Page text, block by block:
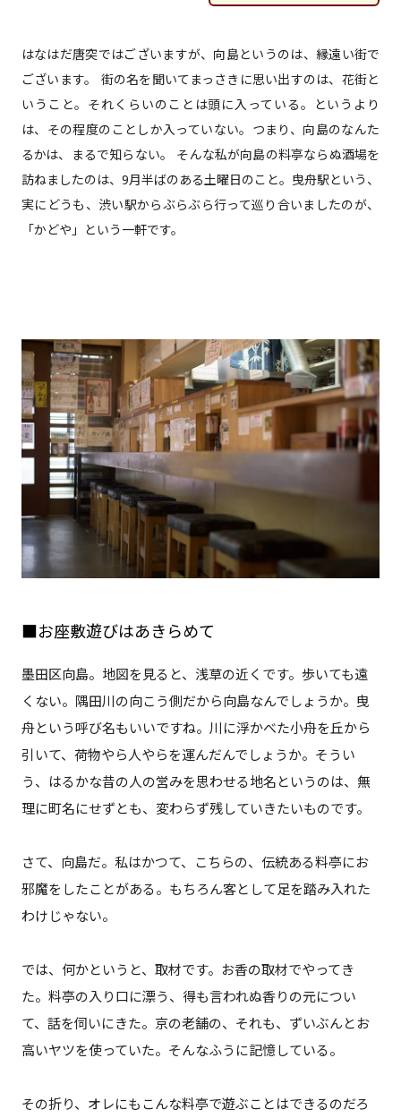
はなはだ唐突ではございますが、向島というのは、縁遠い街で
ございます。 街の名を聞いてまっさきに思い出すのは、花街と
いうこと。それくらいのことは頭に入っている。というより
は、その程度のことしか入っていない。つまり、向島のなんた
るかは、まるで知らない。 そんな私が向島の料亭ならぬ酒場を
訪ねましたのは、9月半ばのある土曜日のこと。曳舟駅という、
実にどうも、渋い駅からぶらぶら行って巡り合いましたのが、
「かどや」という一軒です。
■お座敷遊びはあきらめて
墨田区向島。地図を見ると、浅草の近くです。歩いても遠
くない。隅田川の向こう側だから向島なんでしょうか。曳
舟という呼び名もいいですね。川に浮かべた小舟を丘から
引いて、荷物やら人やらを運んだんでしょうか。そうい
う、はるかな昔の人の営みを思わせる地名というのは、無
理に町名にせずとも、変わらず残していきたいものです。
さて、向島だ。私はかつて、こちらの、伝統ある料亭にお
邪魔をしたことがある。もちろん客として足を踏み入れた
わけじゃない。
では、何かというと、取材です。お香の取材でやってき
た。料亭の入り口に漂う、得も言われぬ香りの元につい
て、話を伺いにきた。京の老舗の、それも、ずいぶんとお
高いヤツを使っていた。そんなふうに記憶している。
その折り、オレにもこんな料亭で遊ぶことはできるのだろ